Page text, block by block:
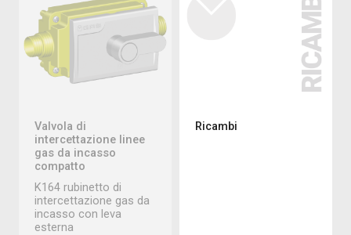
Valvola di
intercettazione linee
gas da incasso
compatto
K164 rubinetto di
intercettazione gas da
incasso con leva
esterna
Ricambi